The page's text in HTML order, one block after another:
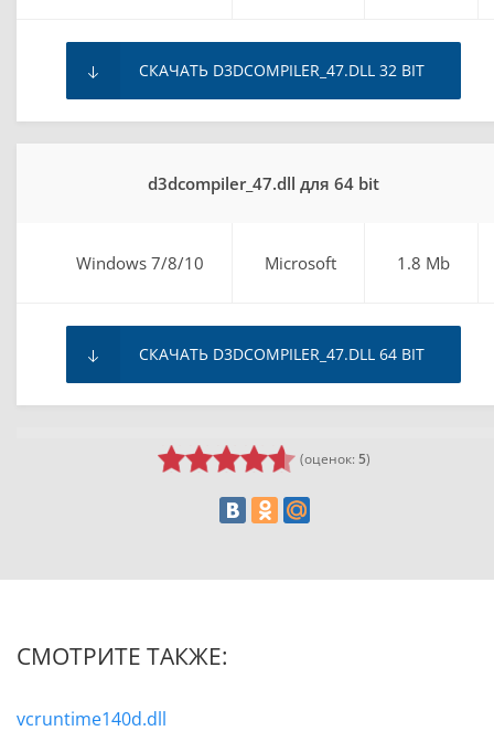
СКАЧАТЬ D3DCOMPILER_47.DLL 32 BIT
d3dcompiler_47.dll для 64 bit
Windows 7/8/10 Microsoft 1.8 Mb
СКАЧАТЬ D3DCOMPILER_47.DLL 64 BIT
(оценок: 5)
СМОТРИТЕ ТАКЖЕ:
vcruntime140d.dll